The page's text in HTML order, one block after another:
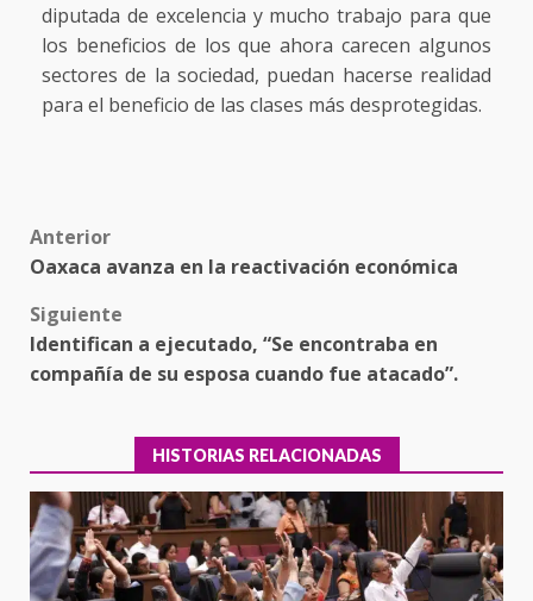
diputada de excelencia y mucho trabajo para que
los beneficios de los que ahora carecen algunos
sectores de la sociedad, puedan hacerse realidad
para el beneficio de las clases más desprotegidas.
Post
navigation
Anterior
Oaxaca avanza en la reactivación económica
Siguiente
Identifican a ejecutado, “Se encontraba en
compañía de su esposa cuando fue atacado”.
HISTORIAS RELACIONADAS